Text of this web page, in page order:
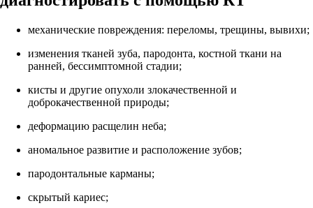
механические повреждения: переломы, трещины, вывихи;
изменения тканей зуба, пародонта, костной ткани на
ранней, бессимптомной стадии;
кисты и другие опухоли злокачественной и
доброкачественной природы;
деформацию расщелин неба;
аномальное развитие и расположение зубов;
пародонтальные карманы;
скрытый кариес;